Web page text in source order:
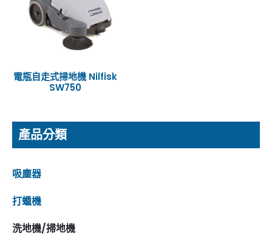
電瓶自走式掃地機 Nilfisk
SW750
產品分類
吸塵器
打蠟機
洗地機/掃地機